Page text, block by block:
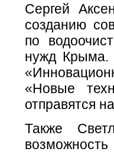
Сергей
созданию
по
нужд Крыма.
«Новые
отправятся
Также